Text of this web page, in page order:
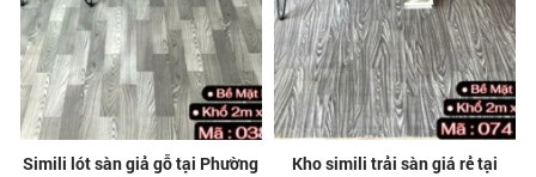
Simili lót sàn giả gỗ tại Phường
Kho simili trải sàn giá rẻ tại